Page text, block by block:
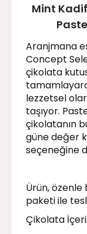
Mint
Aranjmana
Concept
çikolata
lezzetsel
taşıyor.
çikolatanın
güne değer
seçeneğine
Ürün, özenle
paketi ile
Çikolata